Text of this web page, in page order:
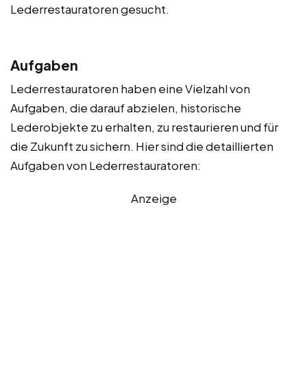
Lederrestauratoren gesucht.
Aufgaben
Lederrestauratoren haben eine Vielzahl von
Aufgaben, die darauf abzielen, historische
Lederobjekte zu erhalten, zu restaurieren und für
die Zukunft zu sichern. Hier sind die detaillierten
Aufgaben von Lederrestauratoren:
Anzeige